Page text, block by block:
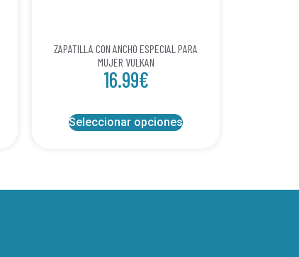
ZAPATILLA CON ANCHO ESPECIAL PARA
MUJER VULKAN
16.99€
Seleccionar opciones